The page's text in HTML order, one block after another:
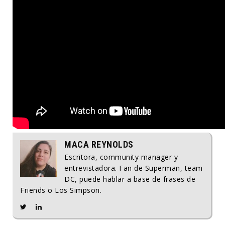
MACA REYNOLDS
Escritora, community manager y
entrevistadora. Fan de Superman, team
DC, puede hablar a base de frases de
Friends o Los Simpson.